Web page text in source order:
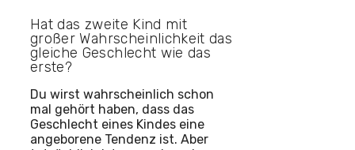
Hat das zweite Kind mit
großer Wahrscheinlichkeit das
gleiche Geschlecht wie das
erste?
Du wirst wahrscheinlich schon
mal gehört haben, dass das
Geschlecht eines Kindes eine
angeborene Tendenz ist. Aber